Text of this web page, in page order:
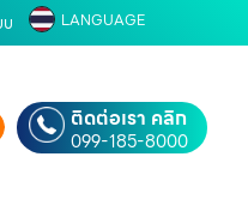
บ LANGUAGE
ติดต่อเรา คลิก
099-185-8000